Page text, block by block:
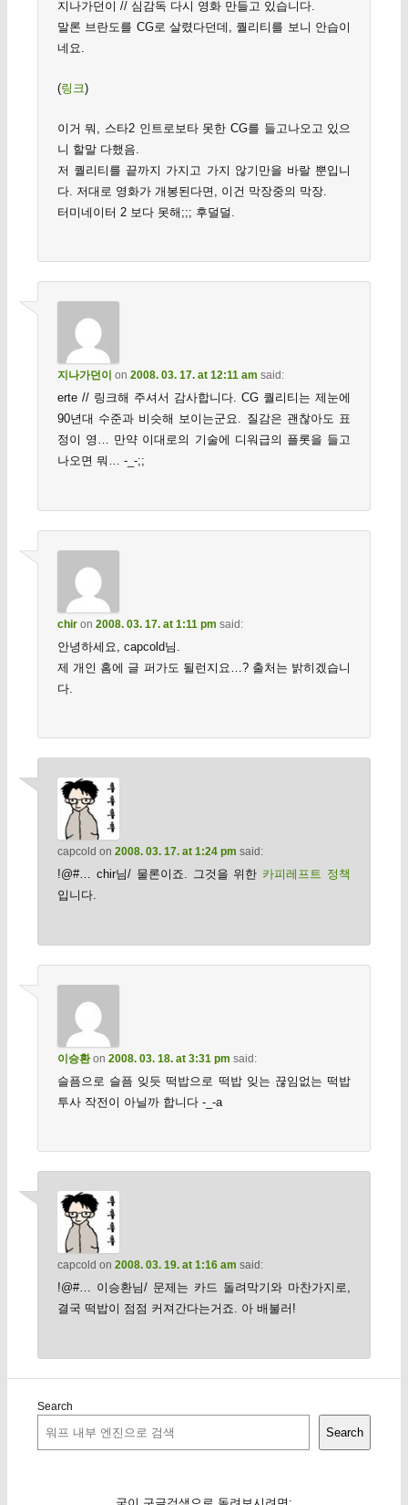
지나가던이 // 심감독 다시 영화 만들고 있습니다.
말론 브란도를 CG로 살렸다던데, 퀄리티를 보니 안습이
네요.
(링크)
이거 뭐, 스타2 인트로보타 못한 CG를 들고나오고 있으
니 할말 다했음.
저 퀄리티를 끝까지 가지고 가지 않기만을 바랄 뿐입니
다. 저대로 영화가 개봉된다면, 이건 막장중의 막장.
터미네이터 2 보다 못해;;; 후덜덜.
지나가던이 on 2008. 03. 17. at 12:11 am said:
erte // 링크해 주셔서 감사합니다. CG 퀄리티는 제눈에
90년대 수준과 비슷해 보이는군요. 질감은 괜찮아도 표
정이 영… 만약 이대로의 기술에 디워급의 플롯을 들고
나오면 뭐… -_-;;
chiron 2008. 03. 17. at 1:11 pm said:
안녕하세요, capcold님.
제 개인 홈에 글 퍼가도 될런지요…? 출처는 밝히겠습니
다.
capcold on 2008. 03. 17. at 1:24 pm said:
!@#… chir님/ 물론이죠. 그것을 위한 카피레프트 정책
입니다.
이승환on 2008. 03. 18. at 3:31 pm said:
슬픔으로 슬픔 잊듯 떡밥으로 떡밥 잊는 끊임없는 떡밥
투사 작전이 아닐까 합니다 -_-a
capcold on 2008. 03. 19. at 1:16 am said:
!@#… 이승환님/ 문제는 카드 돌려막기와 마찬가지로,
결국 떡밥이 점점 커져간다는거죠. 아 배불러!
Search
Search